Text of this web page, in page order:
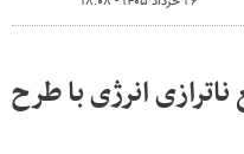
انرژی با طرح‌